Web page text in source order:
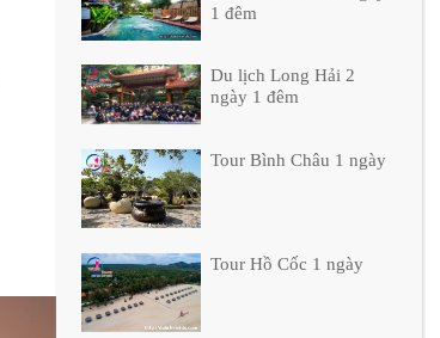
1 đêm
Du lịch Long Hải 2
ngày 1 đêm
Tour Bình Châu 1 ngày
Tour Hồ Cốc 1 ngày